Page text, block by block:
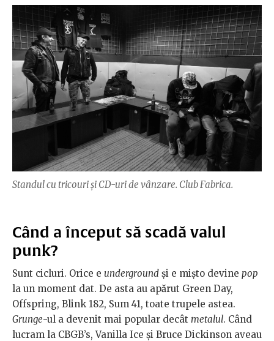
Standul cu tricouri și CD-uri de vânzare. Club Fabrica.
Când a început să scadă valul
punk?
Sunt cicluri. Orice e underground şi e mişto devine pop
la un moment dat. De asta au apărut Green Day,
Offspring, Blink 182, Sum 41, toate trupele astea.
Grunge-ul a devenit mai popular decât metalul. Când
lucram la CBGB’s, Vanilla Ice şi Bruce Dickinson aveau